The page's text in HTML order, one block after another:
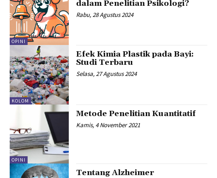
OPINI
dalam Penelitian Psikologi?
Rabu, 28 Agustus 2024
KOLOM
Efek Kimia Plastik pada Bayi:
Studi Terbaru
Selasa, 27 Agustus 2024
OPINI
Metode Penelitian Kuantitatif
Kamis, 4 November 2021
Tentang Alzheimer